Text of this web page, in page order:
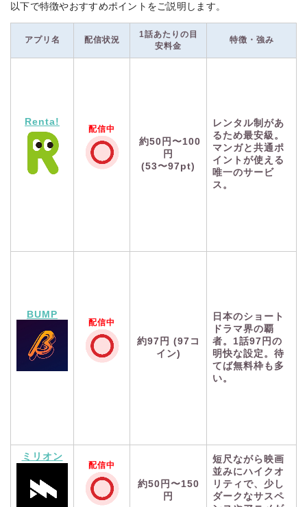
以下で特徴やおすすめポイントをご説明します。
アプリ名 配信状況
1話あたりの目
安料金
特徴・強み
Renta!
配信中
約50円〜100
円
(53〜97pt)
レンタル制があ
るため最安級。
マンガと共通ポ
イントが使える
唯一のサービ
ス。
BUMP
配信中
約97円 (97コ
イン)
日本のショート
ドラマ界の覇
者。1話97円の
明快な設定。待
てば無料枠も多
い。
ミリオン
配信中
約50円〜150
円
短尺ながら映画
並みにハイクオ
リティで、少し
ダークなサスペ